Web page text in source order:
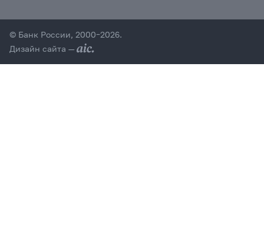
© Банк России, 2000–2026.
Дизайн сайта —